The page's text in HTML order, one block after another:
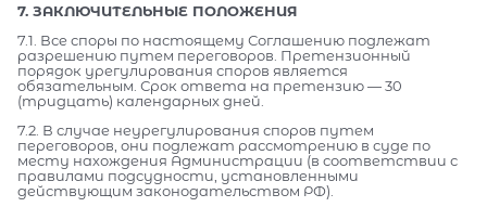
7. ЗАКЛЮЧИТЕЛЬНЫЕ ПОЛОЖЕНИЯ
7.1. Все споры по настоящему Соглашению подлежат
разрешению путем переговоров. Претензионный
порядок урегулирования споров является
обязательным. Срок ответа на претензию — 30
(тридцать) календарных дней.
7.2. В случае неурегулирования споров путем
переговоров, они подлежат рассмотрению в суде по
месту нахождения Администрации (в соответствии с
правилами подсудности, установленными
действующим законодательством РФ).